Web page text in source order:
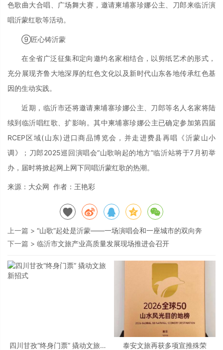
色歌曲大合唱、广场舞大赛，邀请柬埔寨珍娜公主、刀郎来临沂演
唱沂蒙红歌等活动。
⑨匠心铸沂蒙
在全省广泛征集和定向邀约名家相结合，以剪纸艺术的形式，
充分展现齐鲁大地深厚的红色文化以及新时代山东各地传承红色基
因的生动实践。
近期，临沂市还将邀请柬埔寨珍娜公主、刀郎等名人名家将陆
续到临沂唱红歌、扩影响。其中柬埔寨珍娜公主已确定参加第四届
RCEP区域(山东)进口商品博览会，并走进费县再唱《沂蒙山小
调》；刀郎2025巡回演唱会“山歌响起的地方”临沂站将于7月初举
办，届时将掀起网上网下同唱沂蒙红歌的热潮。
来源：大众网 作者：王艳彩
上一篇 > “山歌”起处是沂蒙——一场演唱会和一座城市的双向奔
下一篇 > 临沂市文旅产业高质量发展现场推进会召开
四川甘孜“终身门票” 撬动文旅新
泰安文旅再获多项宣推殊荣